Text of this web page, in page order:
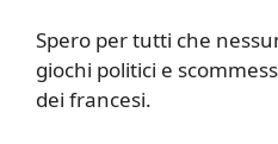
Spero per tutti che
giochi politici e
dei francesi.